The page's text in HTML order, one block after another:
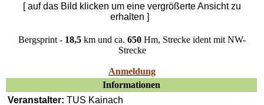
[ auf das Bild klicken um eine vergrößerte Ansicht zu
erhalten ]
Bergsprint - 18,5 km und ca. 650 Hm, Strecke ident mit NW-
Strecke
Anmeldung
Informationen
Veranstalter: TUS Kainach